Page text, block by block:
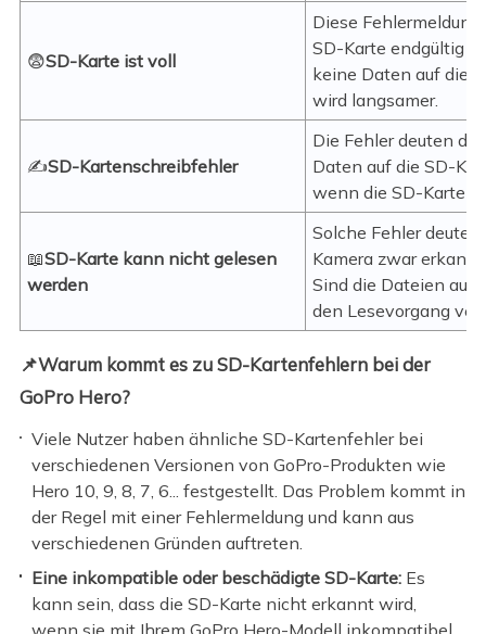
😨SD-Karte ist voll
Diese
SD-Karte endgültig
keine Daten auf die
wird langsamer.
✍️SD-Kartenschreibfehler
Die Fehler deuten
Daten auf die SD-
wenn die SD-Karte
📖SD-Karte kann nicht gelesen
werden
Solche Fehler
Kamera zwar
Sind die Dateien auf
den Lesevorgang
📌Warum kommt es zu SD-Kartenfehlern bei der
GoPro Hero?
Viele Nutzer haben ähnliche SD-Kartenfehler bei
verschiedenen Versionen von GoPro-Produkten wie
Hero 10, 9, 8, 7, 6... festgestellt. Das Problem kommt in
der Regel mit einer Fehlermeldung und kann aus
verschiedenen Gründen auftreten.
Eine inkompatible oder beschädigte SD-Karte: Es
kann sein, dass die SD-Karte nicht erkannt wird,
wenn sie mit Ihrem GoPro Hero-Modell inkompatibel